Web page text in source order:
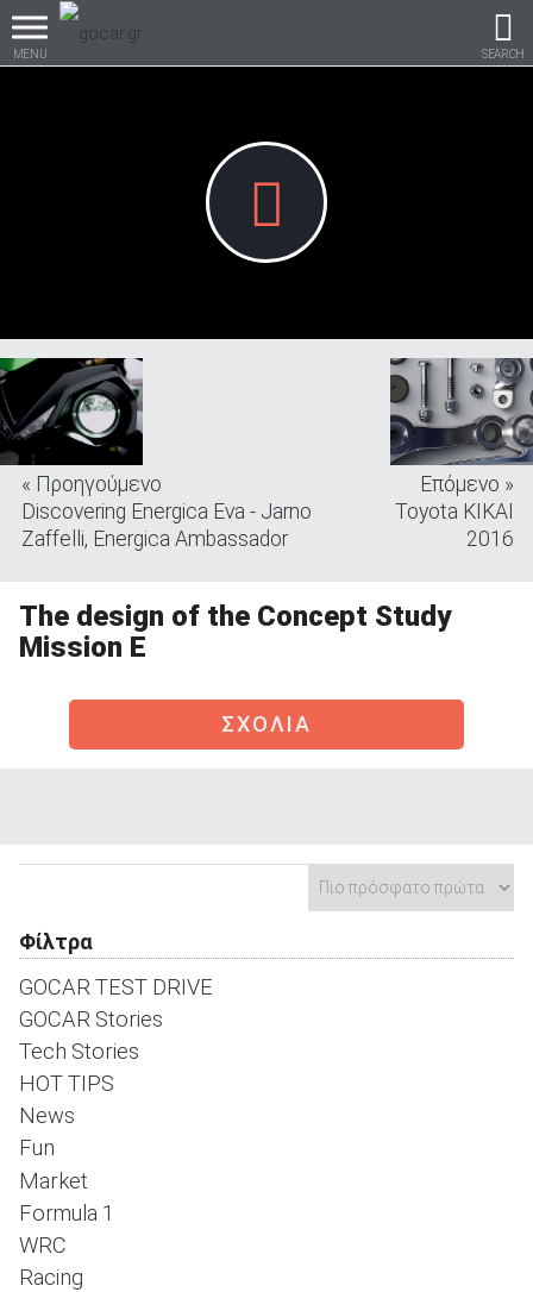
MENU SEARCH
Βρες τα πάντα για το
αυτοκίνητο!
Καινούρια
Μεταχειρισμένα
Επιχειρήσεις
« Προηγούμενο
Discovering Energica Eva - Jarno
Zaffelli, Energica Ambassador
Επόμενο »
Toyota KIKAI
2016
The design of the Concept Study
Mission E
ΣΧΟΛΙΑ
Φίλτρα
GOCAR TEST DRIVE
GOCAR Stories
Tech Stories
HOT TIPS
News
Fun
Market
Formula 1
WRC
Racing